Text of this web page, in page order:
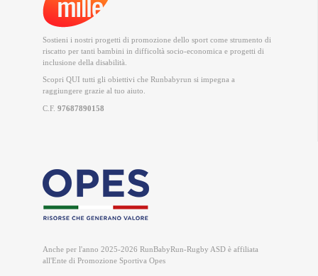
Sostieni i nostri progetti di promozione dello sport come strumento di
riscatto per tanti bambini in difficoltà socio-economica e progetti di
inclusione della disabilità.
Scopri QUI tutti gli obiettivi che Runbabyrun si impegna a
raggiungere grazie al tuo aiuto.
C.F. 97687890158
Anche per l'anno 2025-2026 RunBabyRun-Rugby ASD è affiliata
all'Ente di Promozione Sportiva Opes